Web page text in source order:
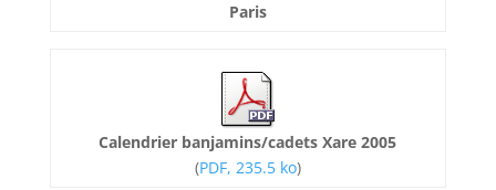
Paris
Calendrier banjamins/cadets Xare 2005
(PDF, 235.5 ko)